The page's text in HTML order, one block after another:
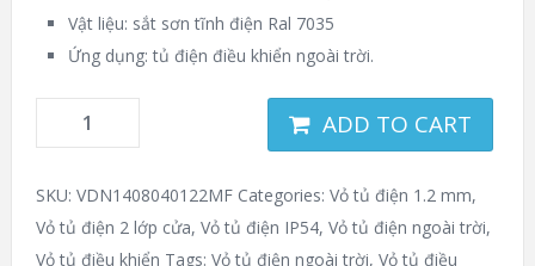
Vật liệu: sắt sơn tĩnh điện Ral 7035
Ứng dụng: tủ điện điều khiển ngoài trời.
ADD TO CART
SKU: VDN1408040122MF Categories: Vỏ tủ điện 1.2 mm,
Vỏ tủ điện 2 lớp cửa, Vỏ tủ điện IP54, Vỏ tủ điện ngoài trời,
Vỏ tủ điều khiển Tags: Vỏ tủ điện ngoài trời, Vỏ tủ điều